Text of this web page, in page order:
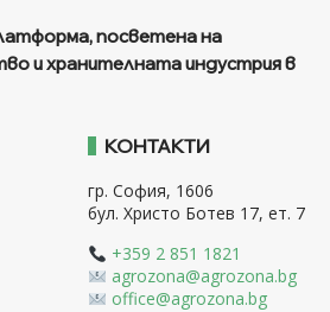
посветена на
и хранителната индустрия в
КОНТАКТИ
гр. София, 1606
бул. Христо Ботев 17, ет. 7
+359 2 851 1821
agrozona@agrozona.bg
office@agrozona.bg